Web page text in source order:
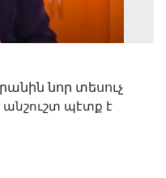
նոր տեսուչ
անշուշտ պէտք է